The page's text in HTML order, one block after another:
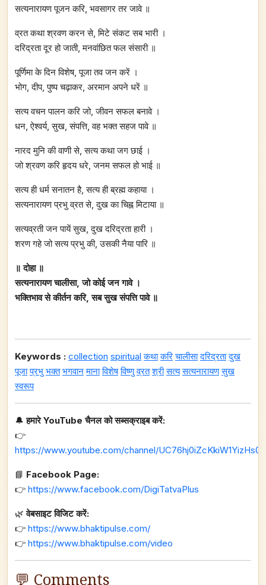
सत्यनारायण पूजन करि, भवसागर तर जावे ॥
व्रत कथा श्रवण करन से, मिटे संकट सब भारी ।
दरिद्रता दूर हो जाती, मनवांछित फल संसारी ॥
पूर्णिमा के दिन विशेष, पूजा तव जन करें ।
भोग, दीप, पुष्प चढ़ाकर, अरमान अपने धरें ॥
सत्य वचन पालन करि जो, जीवन सफल बनावे ।
धन, ऐश्वर्य, सुख, संपत्ति, वह भक्त सहज पावे ॥
नारद मुनि की वाणी से, सत्य कथा जग छाई ।
जो श्रवण करि हृदय धरे, जनम सफल हो भाई ॥
सत्य ही धर्म सनातन है, सत्य ही ब्रह्म कहाया ।
सत्यनारायण प्रभु व्रत से, दुख का चिह्न मिटाया ॥
सत्यव्रती जन पायें सुख, दुख दरिद्रता हारी ।
शरण गहे जो सत्य प्रभु की, उसकी नैया पारि ॥
॥ दोहा ॥
सत्यनारायण चालीसा, जो कोई जन गावे ।
भक्तिभाव से कीर्तन करि, सब सुख संपत्ति पावे ॥
Keywords : collection spiritual कथा करि चालीसा दरिद्रता दुख
पूजा प्रभु भक्त भगवान माना विशेष विष्णु व्रत श्री सत्य सत्यनारायण सुख
स्वरूप
🔔हमारे YouTube चैनल को सब्सक्राइब करें:
👉
https://www.youtube.com/channel/
📘 Facebook Page:
👉 https://www.facebook.com/DigiTatvaPlus
🌿वेबसाइट विजिट करें:
👉 https://www.bhaktipulse.com/
👉 https://www.bhaktipulse.com/video
💬 Comments